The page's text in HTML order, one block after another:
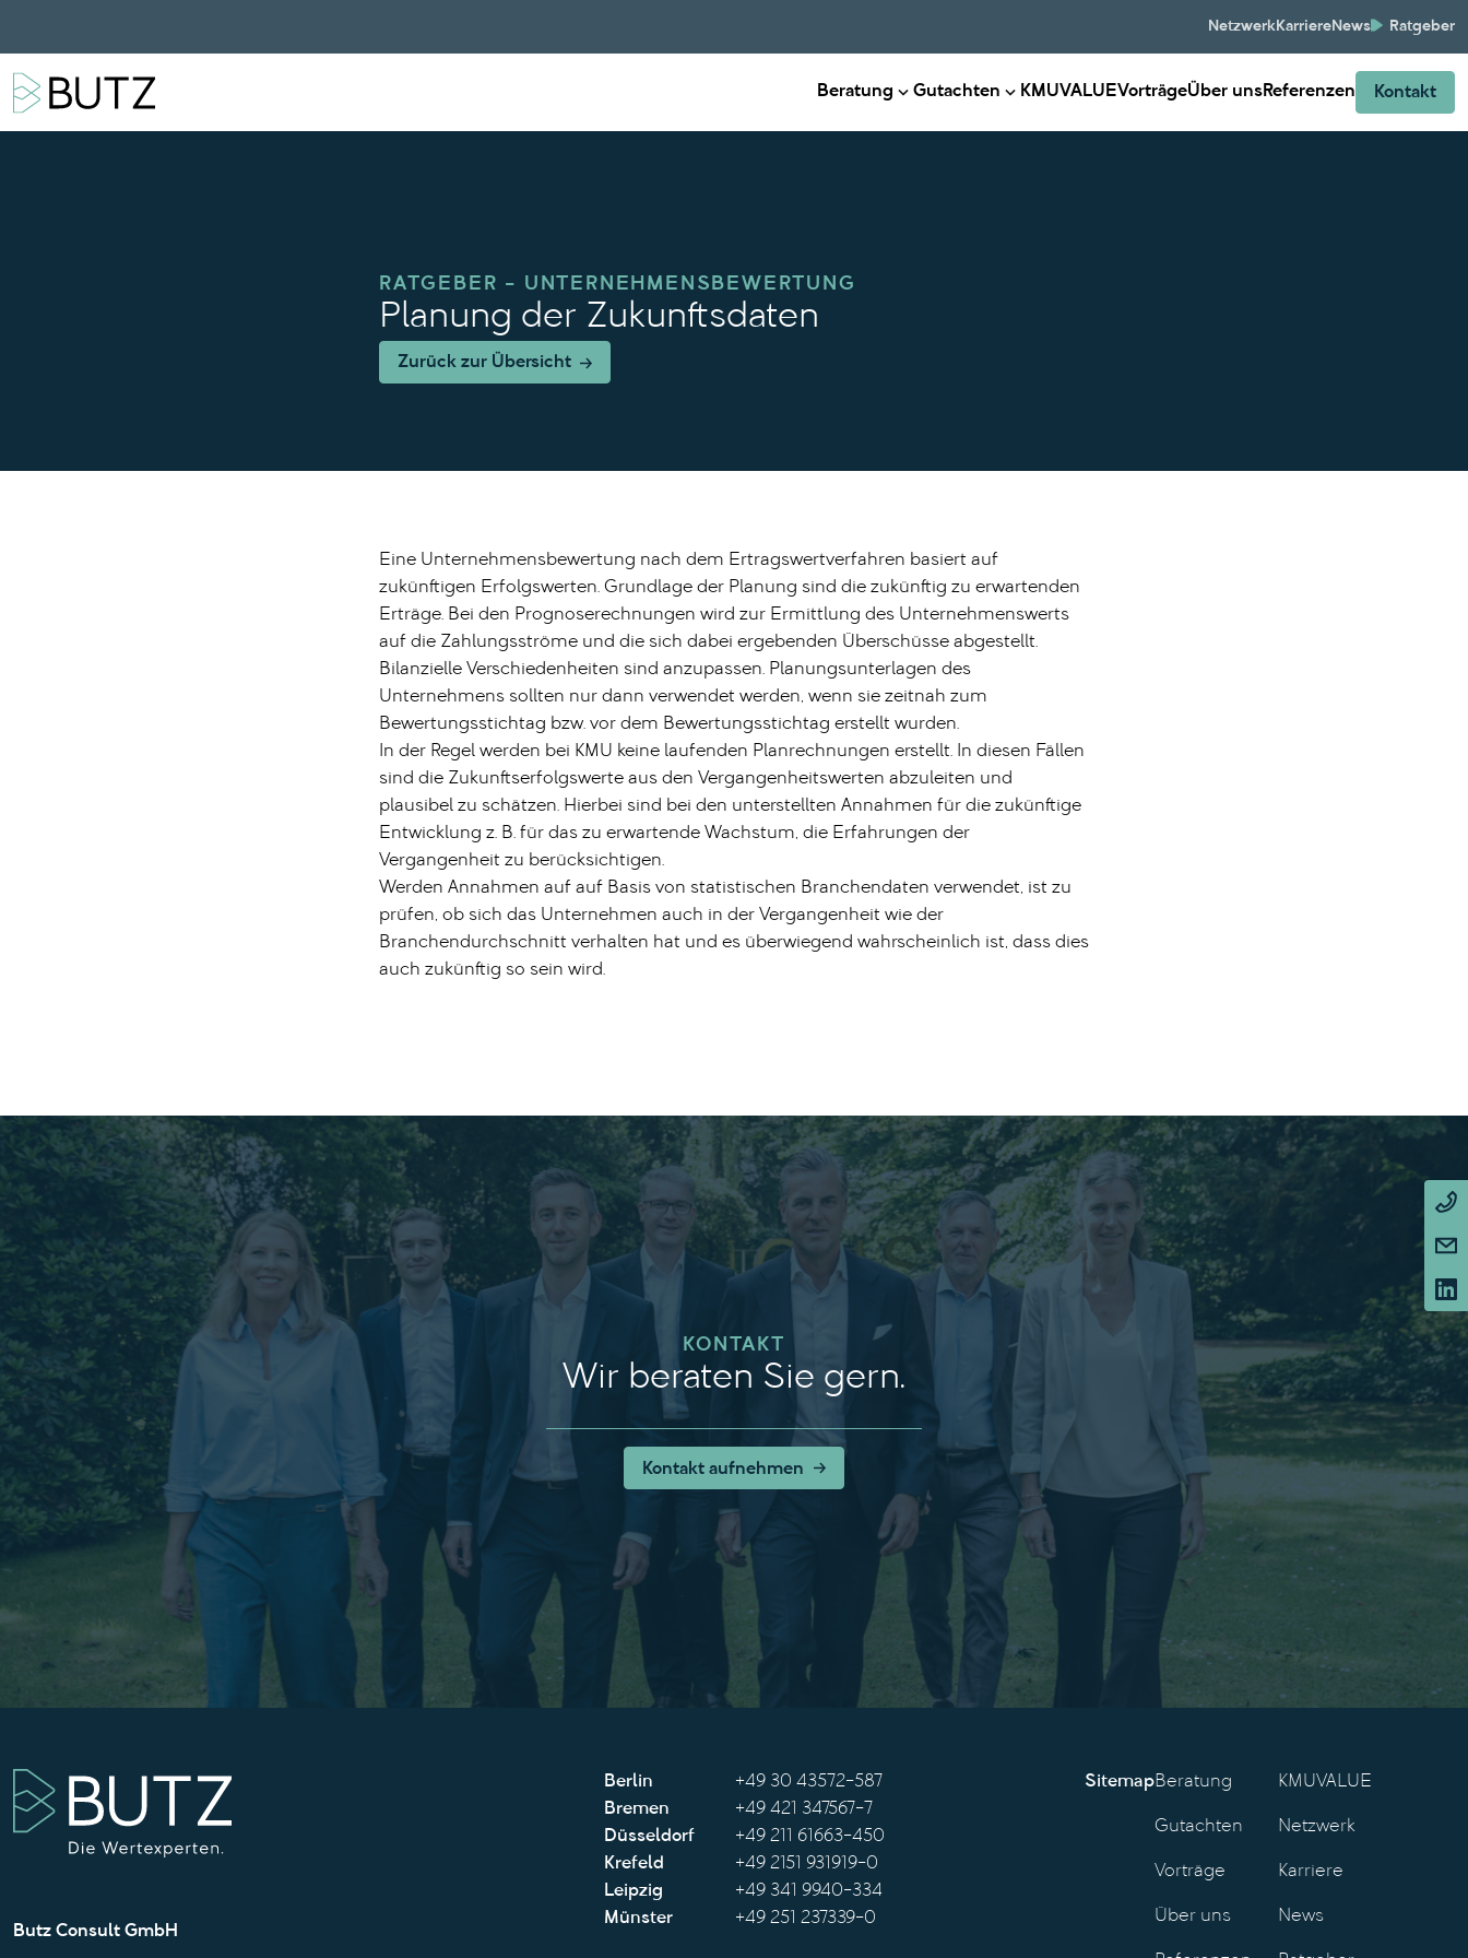
Beratung Gutachten KMUVALUEVorträgeÜber unsReferenzen Kontakt
NetzwerkKarriereNews Ratgeber
RATGEBER – UNTERNEHMENSBEWERTUNG
Planung der Zukunftsdaten
Zurück zur Übersicht
Eine Unternehmensbewertung nach dem Ertragswertverfahren basiert auf
zukünftigen Erfolgswerten. Grundlage der Planung sind die zukünftig zu erwartenden
Erträge. Bei den Prognoserechnungen wird zur Ermittlung des Unternehmenswerts
auf die Zahlungsströme und die sich dabei ergebenden Überschüsse abgestellt.
Bilanzielle Verschiedenheiten sind anzupassen. Planungsunterlagen des
Unternehmens sollten nur dann verwendet werden, wenn sie zeitnah zum
Bewertungsstichtag bzw. vor dem Bewertungsstichtag erstellt wurden.
In der Regel werden bei KMU keine laufenden Planrechnungen erstellt. In diesen Fällen
sind die Zukunftserfolgswerte aus den Vergangenheitswerten abzuleiten und
plausibel zu schätzen. Hierbei sind bei den unterstellten Annahmen für die zukünftige
Entwicklung z. B. für das zu erwartende Wachstum, die Erfahrungen der
Vergangenheit zu berücksichtigen.
Werden Annahmen auf auf Basis von statistischen Branchendaten verwendet, ist zu
prüfen, ob sich das Unternehmen auch in der Vergangenheit wie der
Branchendurchschnitt verhalten hat und es überwiegend wahrscheinlich ist, dass dies
auch zukünftig so sein wird.
KONTAKT
Wir beraten Sie gern.
Kontakt aufnehmen
Butz Consult GmbH
Berlin
+49 30 43572-587
Bremen
+49 421 347567-7
Düsseldorf
+49 211 61663-450
Krefeld
+49 2151 931919-0
Leipzig
+49 341 9940-334
Münster
+49 251 237339-0
SitemapBeratung KMUVALUE
Gutachten Netzwerk
Vorträge Karriere
Über uns News